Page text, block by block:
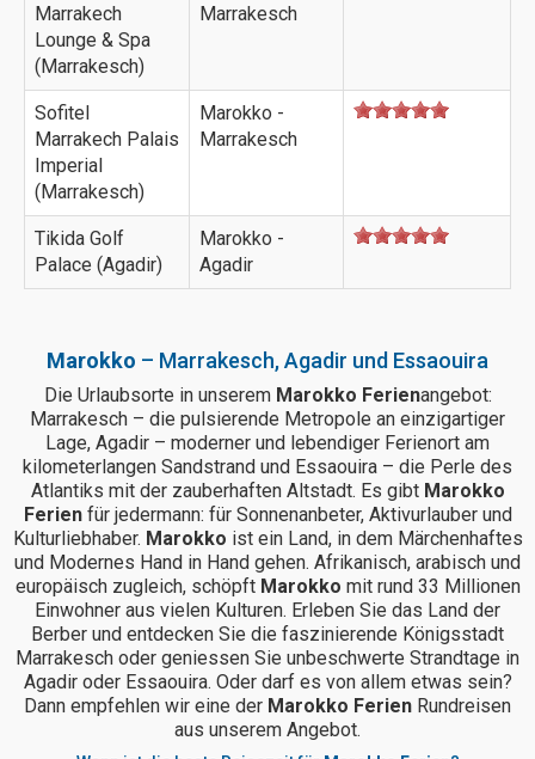
Marrakech
Lounge & Spa
(Marrakesch)
Marrakesch
Sofitel
Marrakech Palais
Imperial
(Marrakesch)
Marokko -
Marrakesch
Tikida Golf
Palace (Agadir)
Marokko -
Agadir
Marokko – Marrakesch, Agadir und Essaouira
Die Urlaubsorte in unserem Marokko Ferienangebot:
Marrakesch – die pulsierende Metropole an einzigartiger
Lage, Agadir – moderner und lebendiger Ferienort am
kilometerlangen Sandstrand und Essaouira – die Perle des
Atlantiks mit der zauberhaften Altstadt. Es gibt Marokko
Ferienfür jedermann: für Sonnenanbeter, Aktivurlauber und
Kulturliebhaber. Marokko ist ein Land, in dem Märchenhaftes
und Modernes Hand in Hand gehen. Afrikanisch, arabisch und
europäisch zugleich, schöpft Marokko mit rund 33 Millionen
Einwohner aus vielen Kulturen. Erleben Sie das Land der
Berber und entdecken Sie die faszinierende Königsstadt
Marrakesch oder geniessen Sie unbeschwerte Strandtage in
Agadir oder Essaouira. Oder darf es von allem etwas sein?
Dann empfehlen wir eine der Marokko Ferien Rundreisen
aus unserem Angebot.